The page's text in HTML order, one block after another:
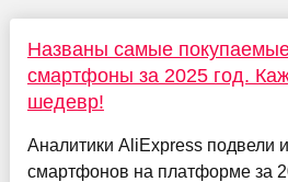
Названы самые
смартфоны за 2025 год.
шедевр!
Аналитики AliExpress подвели
смартфонов на платформе за